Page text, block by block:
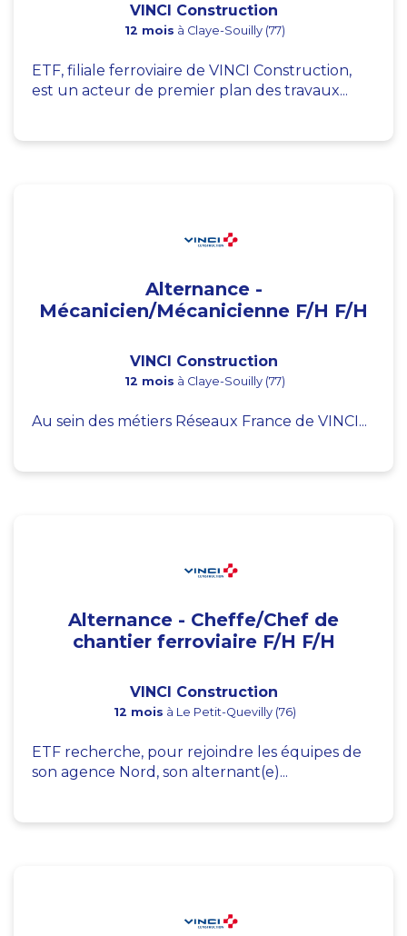
VINCI Construction
12 mois à Claye-Souilly (77)
ETF, filiale ferroviaire de VINCI Construction,
est un acteur de premier plan des travaux...
Alternance -
Mécanicien/Mécanicienne F/H F/H
VINCI Construction
12 mois à Claye-Souilly (77)
Au sein des métiers Réseaux France de VINCI...
Alternance - Cheffe/Chef de
chantier ferroviaire F/H F/H
VINCI Construction
12 mois à Le Petit-Quevilly (76)
ETF recherche, pour rejoindre les équipes de
son agence Nord, son alternant(e)...